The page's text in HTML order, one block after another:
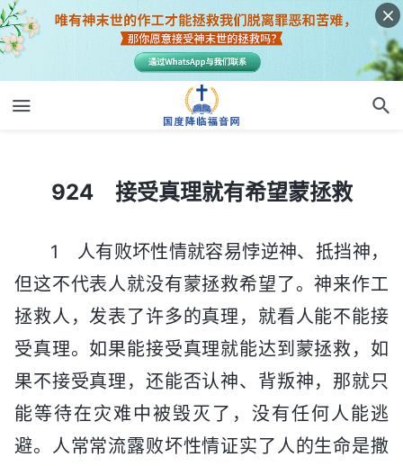
924 接受真理就有希望蒙拯救
924 接受真理就有希望蒙拯救
1 人有败坏性情就容易悖逆神、抵挡神，
但这不代表人就没有蒙拯救希望了。神来作工
拯救人，发表了许多的真理，就看人能不能接
受真理。如果能接受真理就能达到蒙拯救，如
果不接受真理，还能否认神、背叛神，那就只
能等待在灾难中被毁灭了，没有任何人能逃
避。人常常流露败坏性情证实了人的生命是撒